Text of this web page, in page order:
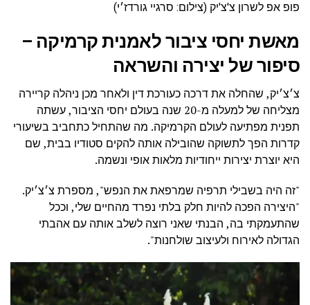
פופ אפ לשרון צ'צ'יק (צילום: סרגיי גורדז׳י)
מאשת יחסי ציבור לאמנית קרמיקה –
סיפור של יצירה והשראה
צ׳צ׳יק, שהחלה את דרכה כעורכת דין ולאחר מכן ניהלה קריירה
מצליחה של למעלה מ-20 שנה בעולם יחסי הציבור, עשתה
תפנית מפתיעה לעולם הקרמיקה. מה שהתחיל כתחביב בשיעורי
קדרות הפך לתשוקה שהובילה אותה להקים סטודיו בבית, שם
היא יוצרת יצירות ייחודיות מלאות אופי ונשמה.
"זה היה בשבילי תרפיה שמרפאת את הנפש", מספרת צ׳צ׳יק.
"היצירה הפכה להיות חלק בלתי נפרד מהחיים שלי, וככל
שהתעמקתי בה, הבנתי שאני רוצה לשלב אותה עם אהבתי
הגדולה לאירוח ולעיצוב שולחנות".